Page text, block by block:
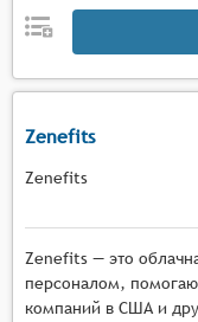
Zenefits
Zenefits
Zenefits — это
персоналом,
компаний в США и